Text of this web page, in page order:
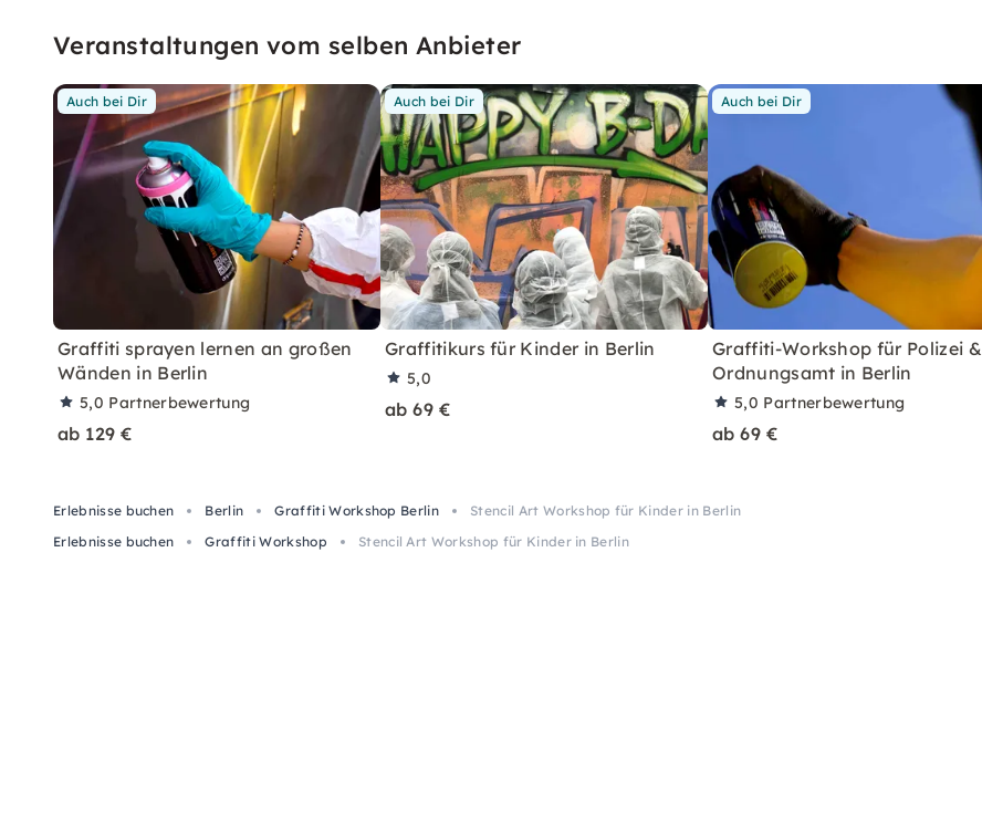
Veranstaltungen vom selben Anbieter
Auch bei Dir
Graffiti sprayen lernen an großen
Wänden in Berlin
5,0 Partnerbewertung
ab 129 €
Auch bei Dir
Graffitikurs für Kinder in Berlin
5,0
ab 69 €
Auch bei Dir
Graffiti-Workshop für Polizei &
Ordnungsamt in Berlin
5,0 Partnerbewertung
ab 69 €
Erlebnisse buchen Berlin Graffiti Workshop Berlin
Stencil Art Workshop für Kinder in Berlin
Erlebnisse buchen
Graffiti Workshop Stencil Art Workshop für Kinder in Berlin